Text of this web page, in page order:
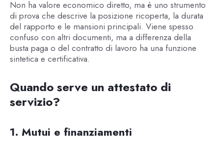
Non ha valore economico diretto, ma è uno strumento
di prova che descrive la posizione ricoperta, la durata
del rapporto e le mansioni principali. Viene spesso
confuso con altri documenti, ma a differenza della
busta paga o del contratto di lavoro ha una funzione
sintetica e certificativa.
Quando serve un attestato di
servizio?
1. Mutui e finanziamenti